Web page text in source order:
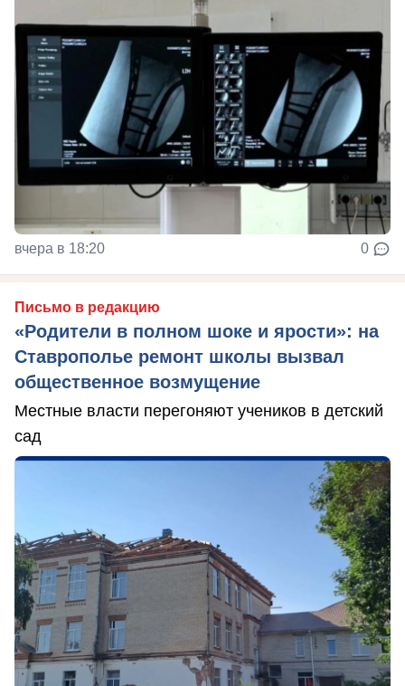
вчера в 18:20 0
Письмо в редакцию
«Родители в полном шоке и ярости»: на
Ставрополье ремонт школы вызвал
общественное возмущение
Местные власти перегоняют учеников в детский
сад